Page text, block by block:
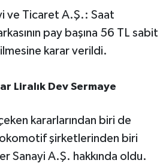
ve Ticaret A.Ş.: Saat
pay başına 56 TL sabit
karar verildi.
Liralık Dev Sermaye
kararlarından biri de
şirketlerinden biri
Sanayi A.Ş. hakkında oldu.